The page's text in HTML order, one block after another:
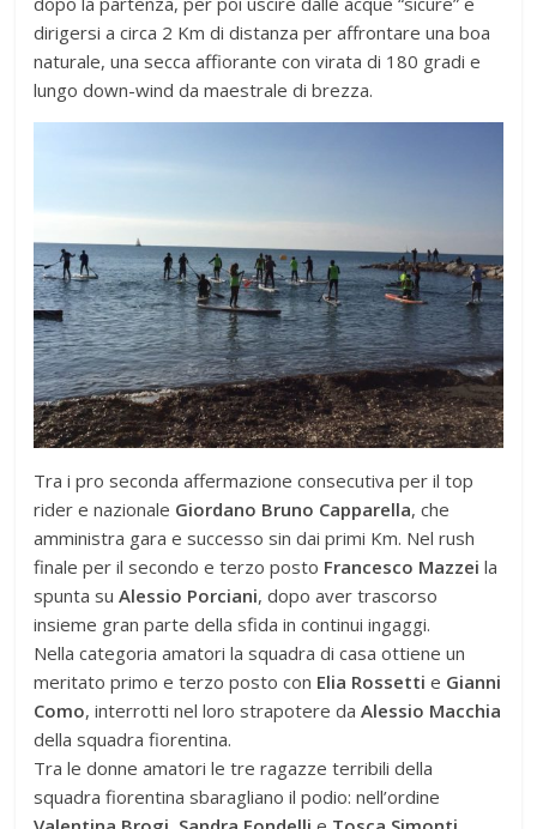
dirigersi a circa 2 Km di distanza per affrontare una boa
naturale, una secca affiorante con virata di 180 gradi e
lungo down-wind da maestrale di brezza.
Tra i pro seconda affermazione consecutiva per il top
rider e nazionale Giordano Bruno Capparella, che
amministra gara e successo sin dai primi Km. Nel rush
finale per il secondo e terzo posto Francesco Mazzei la
spunta suAlessio Porciani, dopo aver trascorso
insieme gran parte della sfida in continui ingaggi.
Nella categoria amatori la squadra di casa ottiene un
meritato primo e terzo posto con Elia Rossetti e Gianni
Como, interrotti nel loro strapotere daAlessio Macchia
della squadra fiorentina.
Tra le donne amatori le tre ragazze terribili della
squadra fiorentina sbaragliano il podio: nell’ordine